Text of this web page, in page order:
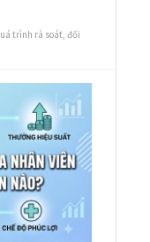
trình rà soát, đối